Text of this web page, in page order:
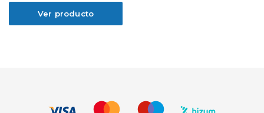
Ver producto